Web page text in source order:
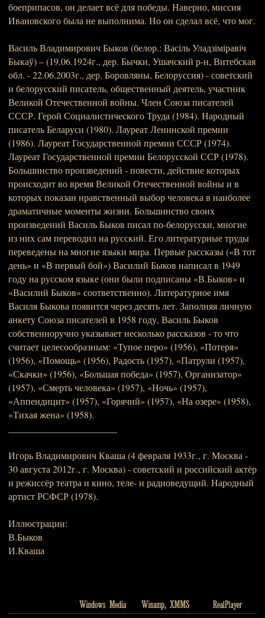
боеприпасов, он делает всё для победы. Наверно, миссия
Ивановского была не выполнима. Но он сделал всё, что мог.
Василь Владимирович Быков (белор.: Васіль Уладзіміравіч
Быкаў) – (19.06.1924г., дер. Бычки, Ушачский р-н, Витебская
обл. - 22.06.2003г., дер. Боровляны, Белоруссия) - советский
и белорусский писатель, общественный деятель, участник
Великой Отечественной войны. Член Союза писателей
СССР. Герой Социалистического Труда (1984). Народный
писатель Беларуси (1980). Лауреат Ленинской премии
(1986). Лауреат Государственной премии СССР (1974).
Лауреат Государственной премии Белорусской ССР (1978).
Большинство произведений - повести, действие которых
происходит во время Великой Отечественной войны и в
которых показан нравственный выбор человека в наиболее
драматичные моменты жизни. Большинство своих
произведений Василь Быков писал по-белорусски, многие
из них сам переводил на русский. Его литературные труды
переведены на многие языки мира. Первые рассказы («В тот
день» и «В первый бой») Василий Быков написал в 1949
году на русском языке (они были подписаны «В.Быков» и
«Василий Быков» соответственно). Литературное имя
Василя Быкова появится через десять лет. Заполняя личную
анкету Союза писателей в 1958 году, Василь Быков
собственноручно указывает несколько рассказов - то что
считает целесообразным: «Тупое перо» (1956), «Потеря»
(1956), «Помощь» (1956), Радость (1957), «Патрули (1957),
«Скачки» (1956), «Большая победа» (1957), Организатор»
(1957), «Смерть человека» (1957), «Ночь» (1957),
«Аппендицит» (1957), «Горячий» (1957), «На озере» (1958),
«Тихая жена» (1958).
Игорь Владимирович Кваша (4 февраля 1933г., г. Москва -
30 августа 2012г., г. Москва) - советский и российский актёр
и режиссёр театра и кино, теле- и радиоведущий. Народный
артист РСФСР (1978).
Иллюстрации:
В.Быков
И.Кваша